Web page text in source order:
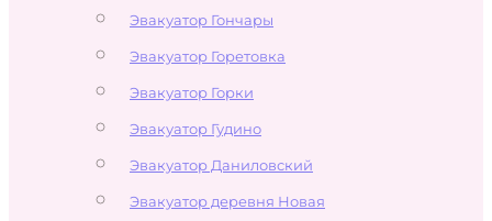
Эвакуатор Гончары
Эвакуатор Горетовка
Эвакуатор Горки
Эвакуатор Гудино
Эвакуатор Даниловский
Эвакуатор деревня Новая